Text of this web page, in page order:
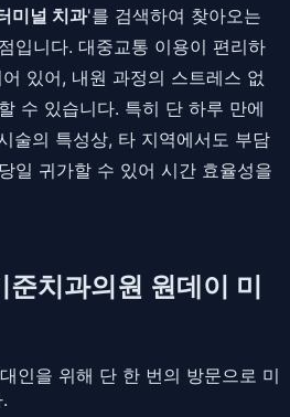
미널 치과'를 검색하여 찾아오는
입니다. 대중교통 이용이 편리하
있어, 내원 과정의 스트레스 없
수 있습니다. 특히 단 하루 만에
술의 특성상, 타 지역에서도 부담
일 귀가할 수 있어 시간 효율성을
치과의원 원데이 미
인을 위해 단 한 번의 방문으로 미